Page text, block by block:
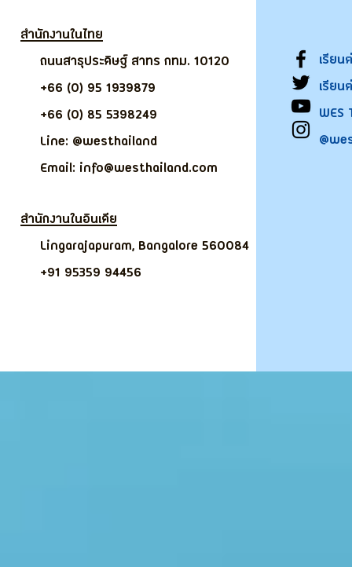
สำนักงานในไทย
ถนนสาธุประดิษฐ์ สาทร กทม. 10120
+66 (0) 95 1939879
+66 (0) 85 5398249
Line: @westhailand
Email: info@westhailand.com
สำนักงานในอินเดีย
Lingarajapuram, Bangalore 560084
+91 95359 94456
เรียน
เรียน
WES